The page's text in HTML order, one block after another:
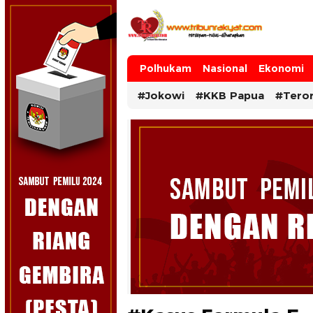
Tribun Rakyat
Tulus – Terdepan – Diharapkan
Polhukam Nasional Ekonomi
#Jokowi #KKB Papua